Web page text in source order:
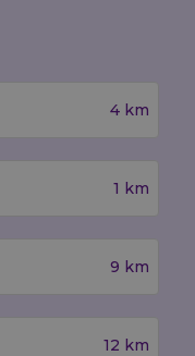
4 km
1 km
9 km
12 km